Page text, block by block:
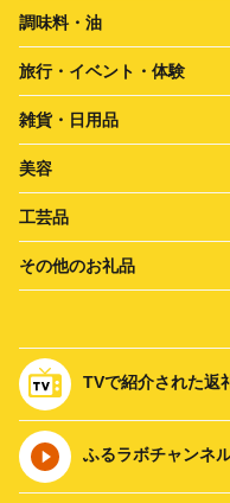
調味料・油
旅行・イベント・体験
雑貨・日用品
美容
工芸品
その他のお礼品
TVで紹介された返
ふるラボチャンネ